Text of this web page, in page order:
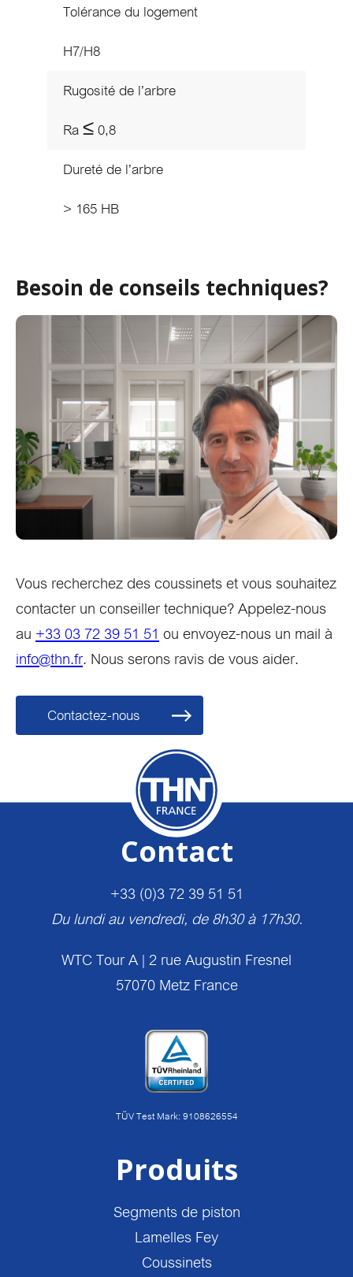
Tolérance du logement
H7/H8
Rugosité de l’arbre
Ra ≤ 0,8
Dureté de l’arbre
> 165 HB
Besoin de conseils techniques?
Vous recherchez des coussinets et vous souhaitez
contacter un conseiller technique? Appelez-nous
au +33 03 72 39 51 51 ou envoyez-nous un mail à
info@thn.fr. Nous serons ravis de vous aider.
Contactez-nous
Contact
+33 (0)3 72 39 51 51
Du lundi au vendredi, de 8h30 à 17h30.
WTC Tour A | 2 rue Augustin Fresnel
57070 Metz France
TÜV Test Mark: 9108626554
Produits
Segments de piston
Lamelles Fey
Coussinets